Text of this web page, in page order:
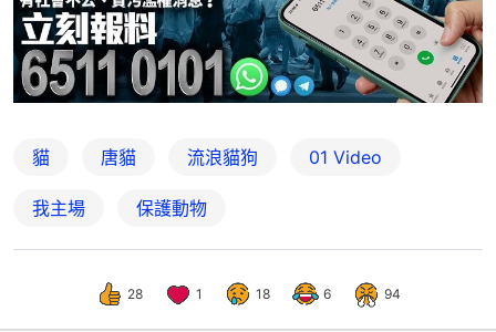
貓 唐貓 流浪貓狗 01 Video
我主場 保護動物
28 1 18 6 94